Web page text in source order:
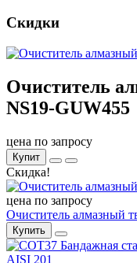
Скидки
Очиститель
NS19-GUW455
цена по запросу
Купит
Скидка!
цена по запросу
Очиститель алмазный
Купить